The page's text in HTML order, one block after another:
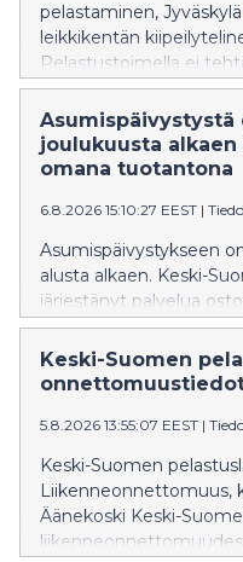
pelastaminen,
leikkikentän
Pelastustoimella ei
olivat auttaneet lapsen
tiedota asiasta
joulukuusta
omana tuotantona
6.8.2026 15:10:27 EEST |
Asumispäivystykseen
alusta alkaen. Keski-
järjestänyt palvelua
ja ainut tuottaja
sopimuksen
on vuodepaikkoja 10
Keski-Suomen
5.8.2026 13:55:07 EEST |
Keski-Suomen
Liikenneonnettomuus,
Äänekoski Keski-